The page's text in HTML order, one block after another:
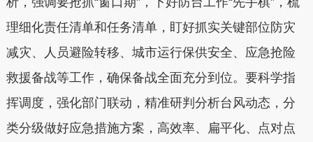
理细化责任清单和任务清单，盯好抓实关键部位防灾
减灾、人员避险转移、城市运行保供安全、应急抢险
救援备战等工作，确保备战全面充分到位。要科学指
挥调度，强化部门联动，精准研判分析台风动态，分
类分级做好应急措施方案，高效率、扁平化、点对点